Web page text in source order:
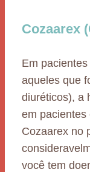
Cozaarex
Em
aqueles que
diuréticos), a
em pacientes
Cozaarex no
você tem